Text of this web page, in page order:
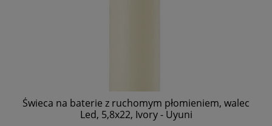
Świeca na baterie z ruchomym płomieniem, walec
Led, 5,8x22, Ivory - Uyuni